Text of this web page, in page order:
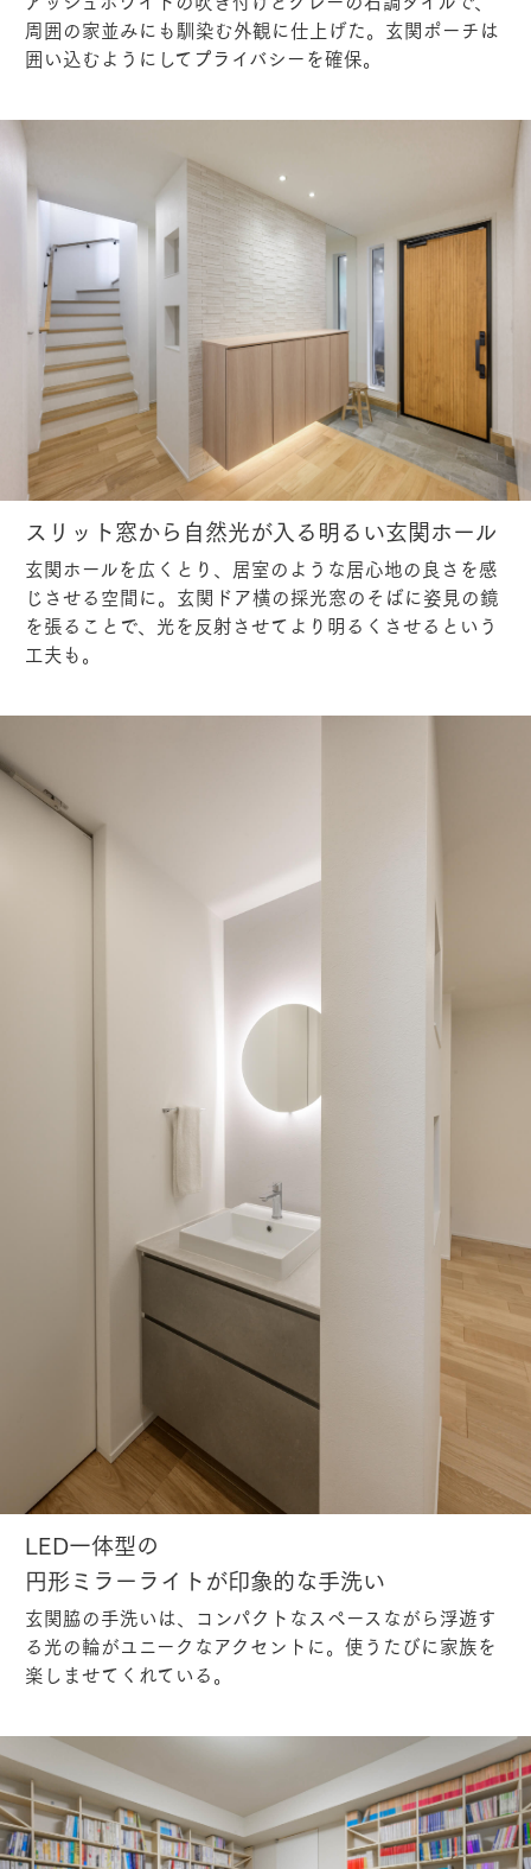
周囲の家並みにも馴染む外観に仕上げた。玄関ポーチは
囲い込むようにしてプライバシーを確保。
スリット窓から自然光が入る明るい玄関ホール
玄関ホールを広くとり、居室のような居心地の良さを感
じさせる空間に。玄関ドア横の採光窓のそばに姿見の鏡
を張ることで、光を反射させてより明るくさせるという
工夫も。
LED一体型の
円形ミラーライトが印象的な手洗い
玄関脇の手洗いは、コンパクトなスペースながら浮遊す
る光の輪がユニークなアクセントに。使うたびに家族を
楽しませてくれている。